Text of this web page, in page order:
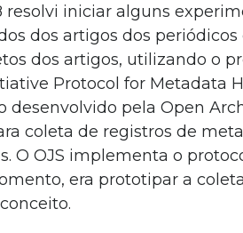
resolvi iniciar alguns
dos artigos dos periódicos
dos artigos, utilizando o
Protocol for Metadata
desenvolvido pela Open
coleta de registros de
O OJS implementa o
era prototipar a